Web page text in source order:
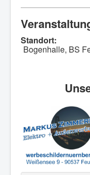
Standort:
Bogenhalle, BS